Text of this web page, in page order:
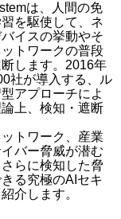
は、人間の免
を駆使して、ネ
イスの挙動やそ
トワークの普段
します。2016年
社が導入する、ル
アプローチによ
上、検知・遮断
トワーク、産業
バー脅威が潜む
らに検知した脅
る究極のAIセキ
介します。